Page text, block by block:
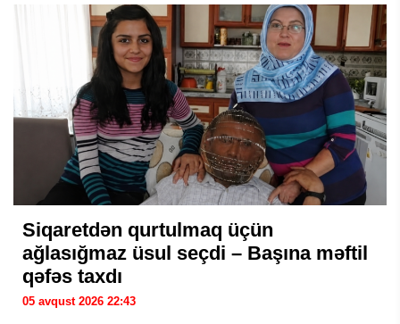
Siqaretdən qurtulmaq üçün
ağlasığmaz üsul seçdi – Başına məftil
qəfəs taxdı
05 avqust 2026 22:43